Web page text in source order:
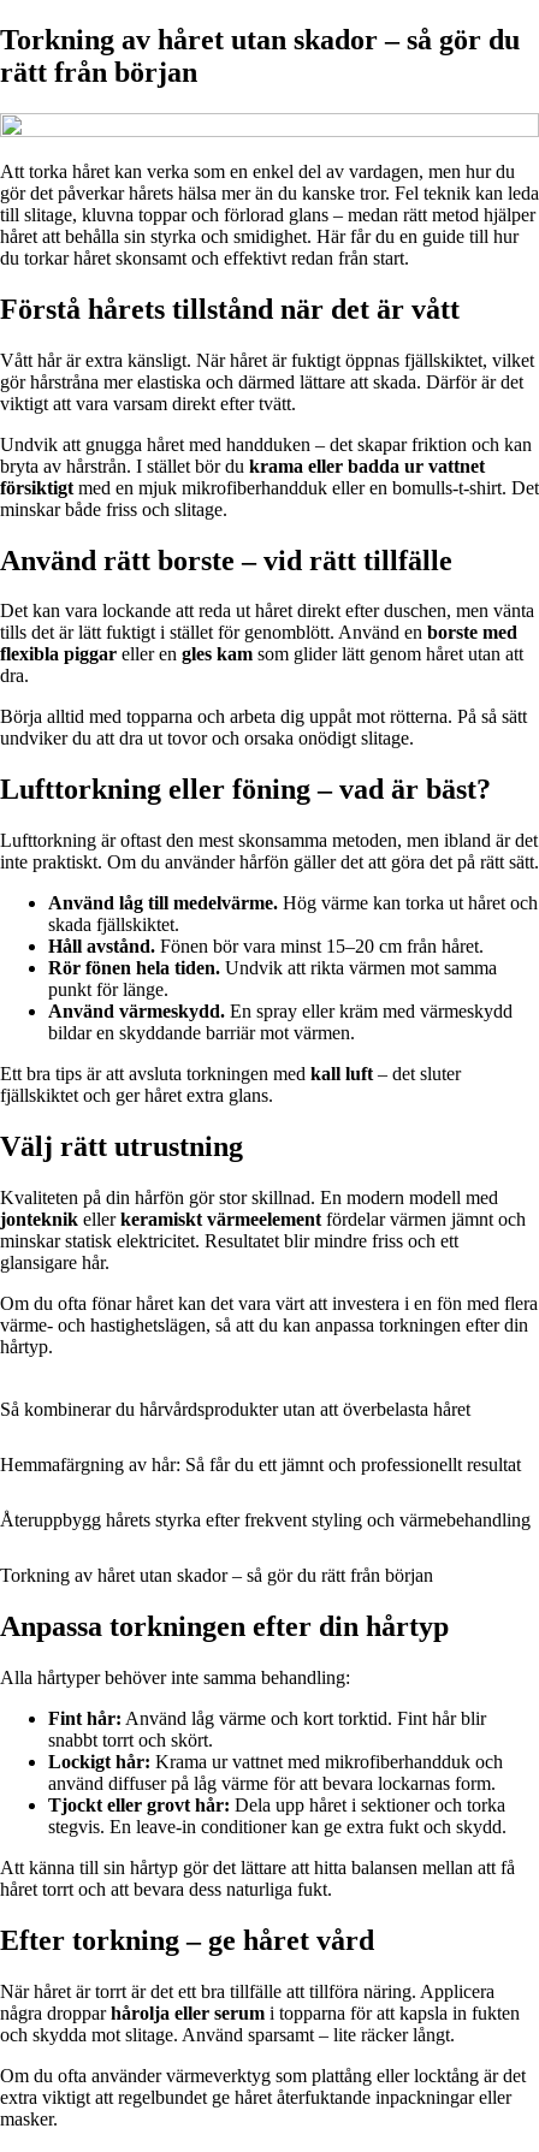
Torkning av håret utan skador – så gör du
rätt från början
Att torka håret kan verka som en enkel del av vardagen, men hur du
gör det påverkar hårets hälsa mer än du kanske tror. Fel teknik kan leda
till slitage, kluvna toppar och förlorad glans – medan rätt metod hjälper
håret att behålla sin styrka och smidighet. Här får du en guide till hur
du torkar håret skonsamt och effektivt redan från start.
Förstå hårets tillstånd när det är vått
Vått hår är extra känsligt. När håret är fuktigt öppnas fjällskiktet, vilket
gör hårstråna mer elastiska och därmed lättare att skada. Därför är det
viktigt att vara varsam direkt efter tvätt.
Undvik att gnugga håret med handduken – det skapar friktion och kan
bryta av hårstrån. I stället bör du krama eller badda ur vattnet
försiktigt med en mjuk mikrofiberhandduk eller en bomulls-t-shirt. Det
minskar både friss och slitage.
Använd rätt borste – vid rätt tillfälle
Det kan vara lockande att reda ut håret direkt efter duschen, men vänta
tills det är lätt fuktigt i stället för genomblött. Använd en borste med
flexibla piggar eller en gles kam som glider lätt genom håret utan att
dra.
Börja alltid med topparna och arbeta dig uppåt mot rötterna. På så sätt
undviker du att dra ut tovor och orsaka onödigt slitage.
Lufttorkning eller föning – vad är bäst?
Lufttorkning är oftast den mest skonsamma metoden, men ibland är det
inte praktiskt. Om du använder hårfön gäller det att göra det på rätt sätt.
Använd låg till medelvärme. Hög värme kan torka ut håret och
skada fjällskiktet.
Håll avstånd. Fönen bör vara minst 15–20 cm från håret.
Rör fönen hela tiden. Undvik att rikta värmen mot samma
punkt för länge.
Använd värmeskydd. En spray eller kräm med värmeskydd
bildar en skyddande barriär mot värmen.
Ett bra tips är att avsluta torkningen med kall luft – det sluter
fjällskiktet och ger håret extra glans.
Välj rätt utrustning
Kvaliteten på din hårfön gör stor skillnad. En modern modell med
jonteknik ellerkeramiskt värmeelement fördelar värmen jämnt och
minskar statisk elektricitet. Resultatet blir mindre friss och ett
glansigare hår.
Om du ofta fönar håret kan det vara värt att investera i en fön med flera
värme- och hastighetslägen, så att du kan anpassa torkningen efter din
hårtyp.
Så kombinerar du hårvårdsprodukter utan att överbelasta håret
Hemmafärgning av hår: Så får du ett jämnt och professionellt resultat
Återuppbygg hårets styrka efter frekvent styling och värmebehandling
Torkning av håret utan skador – så gör du rätt från början
Anpassa torkningen efter din hårtyp
Alla hårtyper behöver inte samma behandling:
Fint hår: Använd låg värme och kort torktid. Fint hår blir
snabbt torrt och skört.
Lockigt hår: Krama ur vattnet med mikrofiberhandduk och
använd diffuser på låg värme för att bevara lockarnas form.
Tjockt eller grovt hår: Dela upp håret i sektioner och torka
stegvis. En leave-in conditioner kan ge extra fukt och skydd.
Att känna till sin hårtyp gör det lättare att hitta balansen mellan att få
håret torrt och att bevara dess naturliga fukt.
Efter torkning – ge håret vård
När håret är torrt är det ett bra tillfälle att tillföra näring. Applicera
några dropparhårolja eller serum i topparna för att kapsla in fukten
och skydda mot slitage. Använd sparsamt – lite räcker långt.
Om du ofta använder värmeverktyg som plattång eller locktång är det
extra viktigt att regelbundet ge håret återfuktande inpackningar eller
masker.